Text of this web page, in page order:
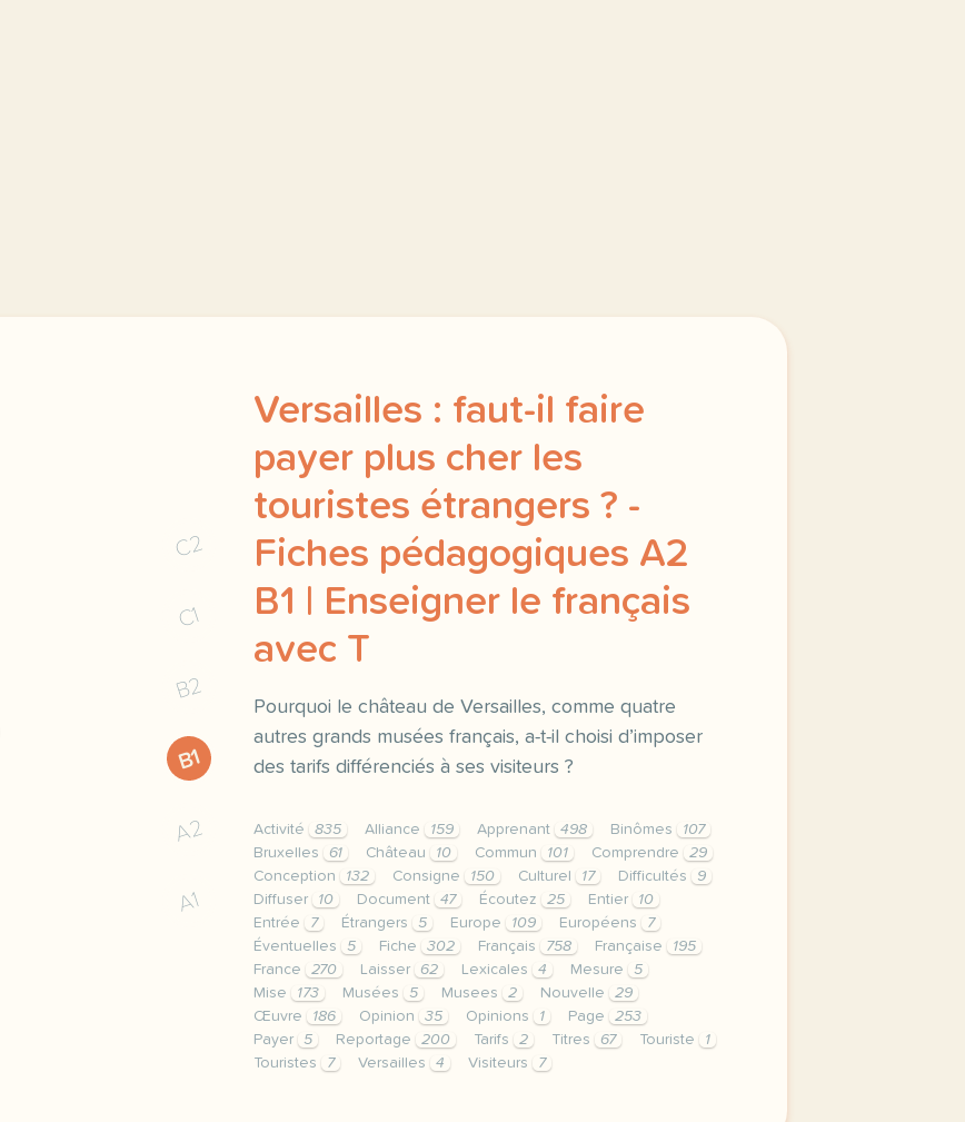
C2
C1
B2
B1
A2
A1
Versailles : faut-il faire
payer plus cher les
touristes étrangers ? -
Fiches pédagogiques A2
B1 | Enseigner le français
avec T
Pourquoi le château de Versailles, comme quatre
autres grands musées français, a-t-il choisi d’imposer
des tarifs différenciés à ses visiteurs ?
Activité 835 Alliance 159 Apprenant 498 Binômes
107
Bruxelles
61 Château 10 Commun 101 Comprendre
29
Conception
132 Consigne 150 Culturel 17 Difficultés
9
Diffuser
10 Document 47 Écoutez 25 Entier
10
Entrée
7 Étrangers 5 Europe 109 Européens
7
Éventuelles
5 Fiche 302 Français 758 Française
195
France
270 Laisser 62 Lexicales 4 Mesure
5
Mise
173 Musées 5 Musees 2 Nouvelle
29
Œuvre
186 Opinion 35 Opinions 1 Page
253
Payer
5 Reportage 200 Tarifs 2 Titres 67 Touriste
1
Touristes
7 Versailles 4 Visiteurs 7